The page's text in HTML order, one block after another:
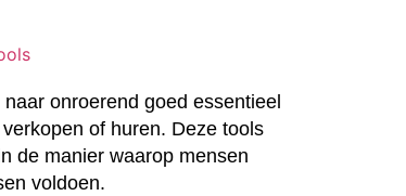
onroerend goed essentieel
of huren. Deze tools
de manier waarop mensen
voldoen.